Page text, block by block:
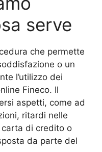
serve
che permette
o un
l’utilizzo dei
Fineco. Il
aspetti, come ad
ritardi nelle
di credito o
da parte del